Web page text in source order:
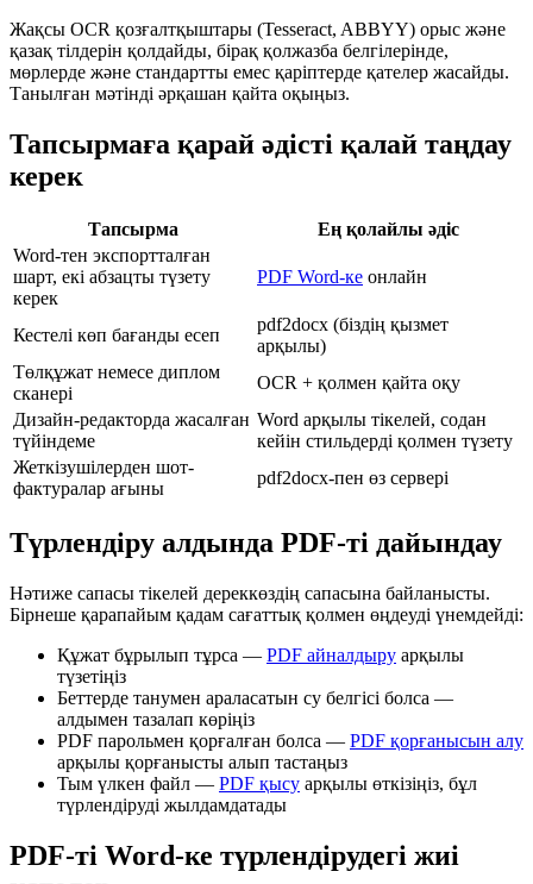
Жақсы OCR қозғалтқыштары (Tesseract, ABBYY) орыс және
қазақ тілдерін қолдайды, бірақ қолжазба белгілерінде,
мөрлерде және стандартты емес қаріптерде қателер жасайды.
Танылған мәтінді әрқашан қайта оқыңыз.
Тапсырмаға қарай әдісті қалай таңдау
керек
Тапсырма
Ең қолайлы әдіс
Word-тен экспортталған
шарт, екі абзацты түзету
керек
PDF Word-ке онлайн
Кестелі көп бағанды есеп
pdf2docx (біздің қызмет
арқылы)
Төлқұжат немесе диплом
сканері
OCR + қолмен қайта оқу
Дизайн-редакторда жасалған
түйіндеме
Word арқылы тікелей, содан
кейін стильдерді қолмен түзету
Жеткізушілерден шот-
фактуралар ағыны
pdf2docx-пен өз сервері
Түрлендіру алдында PDF-ті дайындау
Нәтиже сапасы тікелей дереккөздің сапасына байланысты.
Бірнеше қарапайым қадам сағаттық қолмен өңдеуді үнемдейді:
Құжат бұрылып тұрса — PDF айналдыру арқылы
түзетіңіз
Беттерде танумен араласатын су белгісі болса —
алдымен тазалап көріңіз
PDF парольмен қорғалған болса — PDF қорғанысын алу
арқылы қорғанысты алып тастаңыз
Тым үлкен файл — PDF қысу арқылы өткізіңіз, бұл
түрлендіруді жылдамдатады
PDF-ті Word-ке түрлендірудегі жиі